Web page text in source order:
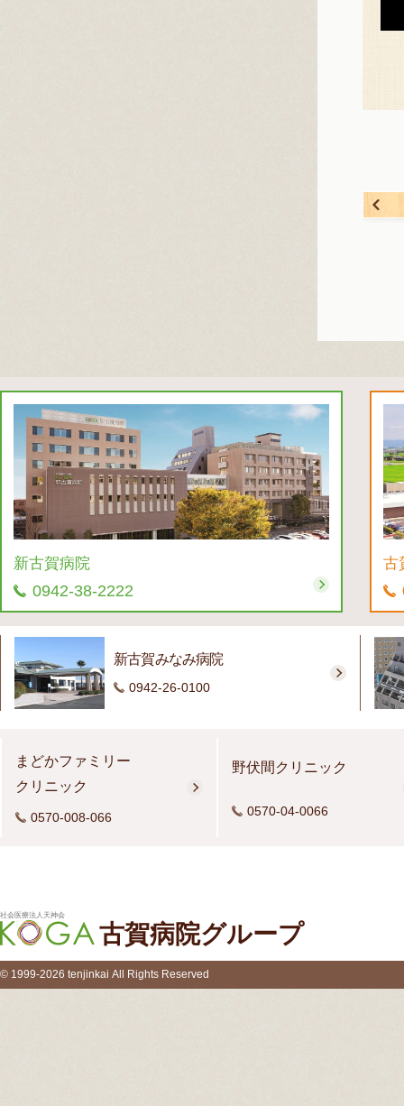
新古賀病院
0942-38-2222
古
新古賀みなみ病院
0942-26-0100
まどかファミリー
クリニック
0570-008-066
野伏間クリニック
0570-04-0066
社会医療法人天神会
古賀病院グループ
© 1999-2026 tenjinkai All Rights Reserved